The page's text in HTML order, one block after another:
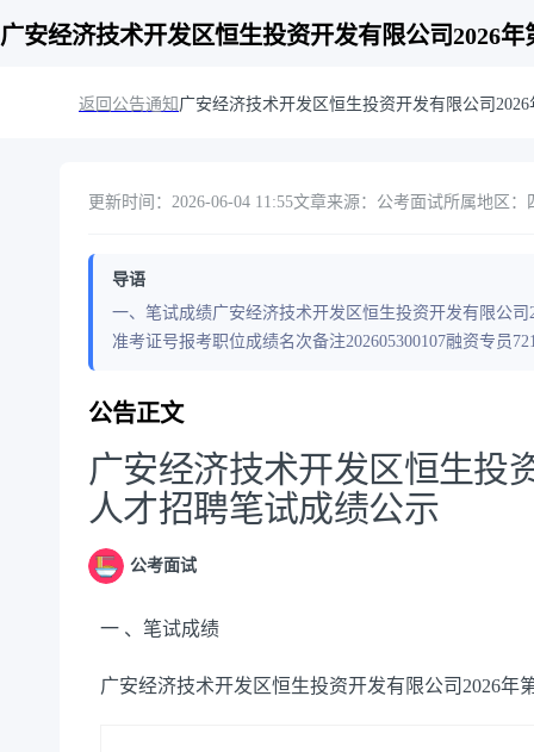
广安经济技术开发区恒生投资开发有限公司2026
返回公告通知 广安经济技术开发区恒生投资开发有限公司
更新时间：2026-06-04 11:55文章来源：公考面试所属地区：
导语
一、笔试成绩广安经济技术开发区恒生投资开发有限公
准考证号报考职位成绩名次备注202605300107融资专员
公告正文
广安经济技术开发区恒生投
人才招聘笔试成绩公示
公考面试
一 、笔试成绩
广安经济技术开发区恒生投资开发有限公司 2026年